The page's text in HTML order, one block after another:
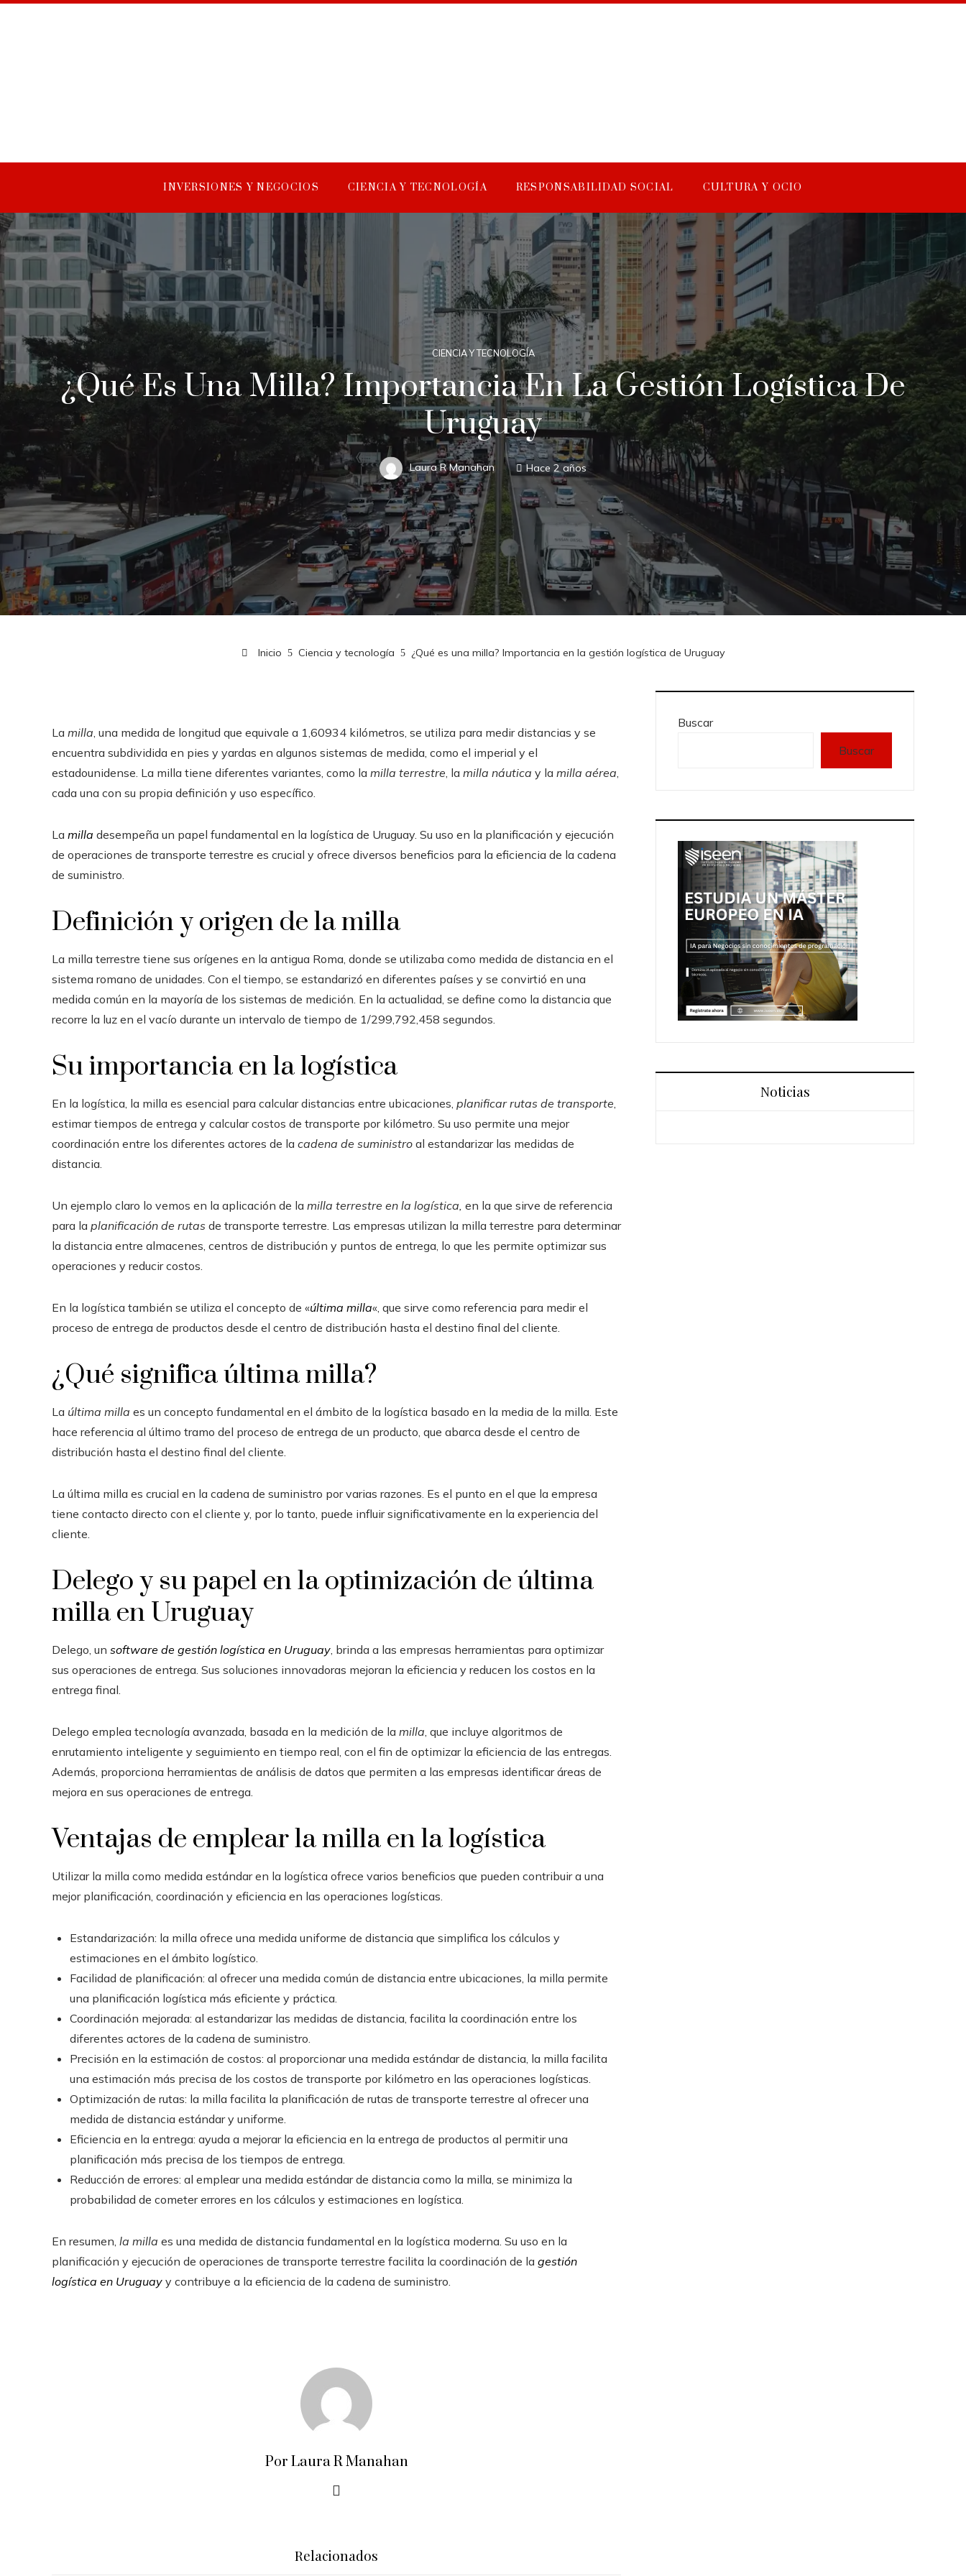
INVERSIONES Y NEGOCIOS CIENCIA Y TECNOLOGÍA RESPONSABILIDAD SOCIAL CULTURA Y OCIO
CIENCIA Y TECNOLOGÍA
¿Qué Es Una Milla? Importancia En La Gestión Logística De
Uruguay
Laura R Manahan Hace 2 años
Inicio Ciencia y tecnología ¿Qué es una milla? Importancia en la gestión logística de Uruguay
La milla, una medida de longitud que equivale a 1,60934 kilómetros, se utiliza para medir distancias y se
encuentra subdividida en pies y yardas en algunos sistemas de medida, como el imperial y el
estadounidense. La milla tiene diferentes variantes, como la milla terrestre, la milla náutica y la milla aérea,
cada una con su propia definición y uso específico.
La milla desempeña un papel fundamental en la logística de Uruguay. Su uso en la planificación y ejecución
de operaciones de transporte terrestre es crucial y ofrece diversos beneficios para la eficiencia de la cadena
de suministro.
Definición y origen de la milla
La milla terrestre tiene sus orígenes en la antigua Roma, donde se utilizaba como medida de distancia en el
sistema romano de unidades. Con el tiempo, se estandarizó en diferentes países y se convirtió en una
medida común en la mayoría de los sistemas de medición. En la actualidad, se define como la distancia que
recorre la luz en el vacío durante un intervalo de tiempo de 1/299,792,458 segundos.
Su importancia en la logística
En la logística, la milla es esencial para calcular distancias entre ubicaciones, planificar rutas de transporte,
estimar tiempos de entrega y calcular costos de transporte por kilómetro. Su uso permite una mejor
coordinación entre los diferentes actores de la cadena de suministro al estandarizar las medidas de
distancia.
Un ejemplo claro lo vemos en la aplicación de la milla terrestre en la logística, en la que sirve de referencia
para la planificación de rutas de transporte terrestre. Las empresas utilizan la milla terrestre para determinar
la distancia entre almacenes, centros de distribución y puntos de entrega, lo que les permite optimizar sus
operaciones y reducir costos.
En la logística también se utiliza el concepto de «última milla«, que sirve como referencia para medir el
proceso de entrega de productos desde el centro de distribución hasta el destino final del cliente.
¿Qué significa última milla?
La última milla es un concepto fundamental en el ámbito de la logística basado en la media de la milla. Este
hace referencia al último tramo del proceso de entrega de un producto, que abarca desde el centro de
distribución hasta el destino final del cliente.
La última milla es crucial en la cadena de suministro por varias razones. Es el punto en el que la empresa
tiene contacto directo con el cliente y, por lo tanto, puede influir significativamente en la experiencia del
cliente.
Delego y su papel en la optimización de última
milla en Uruguay
Delego, un software de gestión logística en Uruguay, brinda a las empresas herramientas para optimizar
sus operaciones de entrega. Sus soluciones innovadoras mejoran la eficiencia y reducen los costos en la
entrega final.
Delego emplea tecnología avanzada, basada en la medición de la milla, que incluye algoritmos de
enrutamiento inteligente y seguimiento en tiempo real, con el fin de optimizar la eficiencia de las entregas.
Además, proporciona herramientas de análisis de datos que permiten a las empresas identificar áreas de
mejora en sus operaciones de entrega.
Ventajas de emplear la milla en la logística
Utilizar la milla como medida estándar en la logística ofrece varios beneficios que pueden contribuir a una
mejor planificación, coordinación y eficiencia en las operaciones logísticas.
Estandarización: la milla ofrece una medida uniforme de distancia que simplifica los cálculos y
estimaciones en el ámbito logístico.
Facilidad de planificación: al ofrecer una medida común de distancia entre ubicaciones, la milla permite
una planificación logística más eficiente y práctica.
Coordinación mejorada: al estandarizar las medidas de distancia, facilita la coordinación entre los
diferentes actores de la cadena de suministro.
Precisión en la estimación de costos: al proporcionar una medida estándar de distancia, la milla facilita
una estimación más precisa de los costos de transporte por kilómetro en las operaciones logísticas.
Optimización de rutas: la milla facilita la planificación de rutas de transporte terrestre al ofrecer una
medida de distancia estándar y uniforme.
Eficiencia en la entrega: ayuda a mejorar la eficiencia en la entrega de productos al permitir una
planificación más precisa de los tiempos de entrega.
Reducción de errores: al emplear una medida estándar de distancia como la milla, se minimiza la
probabilidad de cometer errores en los cálculos y estimaciones en logística.
En resumen, la milla es una medida de distancia fundamental en la logística moderna. Su uso en la
planificación y ejecución de operaciones de transporte terrestre facilita la coordinación de la gestión
logística en Uruguay y contribuye a la eficiencia de la cadena de suministro.
Por Laura R Manahan
Relacionados
Buscar
Buscar
Noticias